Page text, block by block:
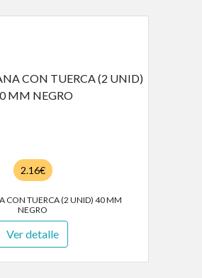
2.16€
CON TUERCA (2 UNID) 40 MM
NEGRO
Ver detalle